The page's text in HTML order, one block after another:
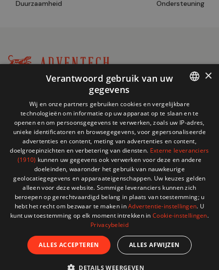
Duurzaamheid
Ondersteuning
MENU
SHOP
HULP NODIG?
store@adventech.be
Mercuriusstraat 24 - 1930 Zaventem
© 2026 Adventech. Created byATdesign. Developped
byWepika
FRENCH
×
Verantwoord gebruik van uw
gegevens
Wij en onze partners gebruiken cookies en vergelijkbare
technologieën om informatie op uw apparaat op te slaan en te
openen en om persoonsgegevens te verwerken, zoals uw IP-adres,
unieke identificatoren en browsegegevens, voor gepersonaliseerde
advertenties en content, meting van advertenties en content,
doelgroepinzichten en verbetering van diensten. Externe leveranciers
(1910) kunnen uw gegevens ook verwerken voor deze en andere
doeleinden, waaronder het gebruik van nauwkeurige
geolocatiegegevens en apparaateigenschappen. Uw keuzes gelden
alleen voor deze website. Sommige leveranciers kunnen zich
beroepen op gerechtvaardigd belang in plaats van toestemming; u
hebt het recht om bezwaar te maken inAdvertentie-instellingen. U
kunt uw toestemming op elk moment intrekken inCookie-instellingen.
Privacybeleid
ALLES ACCEPTEREN ALLES AFWIJZEN
DETAILS WEERGEVEN